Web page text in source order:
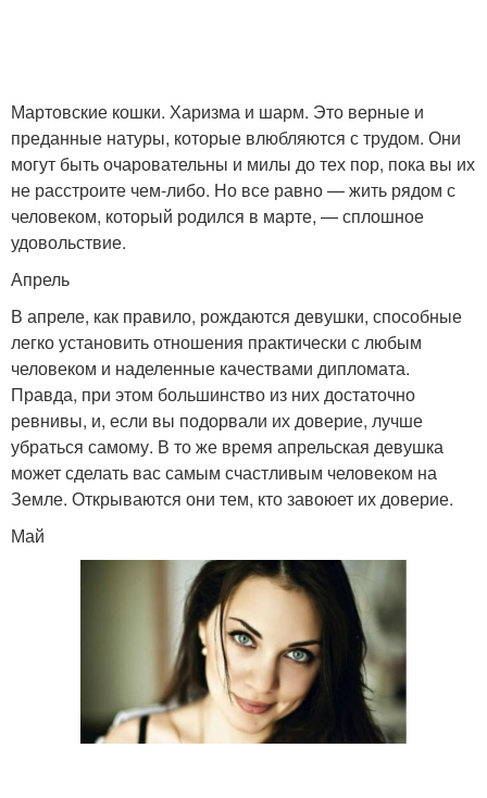
Мартовские кошки. Харизма и шарм. Это верные и
преданные натуры, которые влюбляются с трудом. Они
могут быть очаровательны и милы до тех пор, пока вы их
не расстроите чем-либо. Но все равно — жить рядом с
человеком, который родился в марте, — сплошное
удовольствие.
Апрель
В апреле, как правило, рождаются девушки, способные
легко установить отношения практически с любым
человеком и наделенные качествами дипломата.
Правда, при этом большинство из них достаточно
ревнивы, и, если вы подорвали их доверие, лучше
убраться самому. В то же время апрельская девушка
может сделать вас самым счастливым человеком на
Земле. Открываются они тем, кто завоюет их доверие.
Май